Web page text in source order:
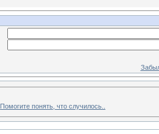
Помогите понять, что случилось..